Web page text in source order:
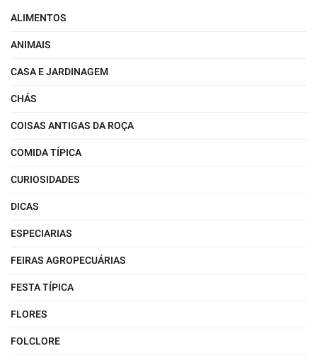
ALIMENTOS
ANIMAIS
CASA E JARDINAGEM
CHÁS
COISAS ANTIGAS DA ROÇA
COMIDA TÍPICA
CURIOSIDADES
DICAS
ESPECIARIAS
FEIRAS AGROPECUÁRIAS
FESTA TÍPICA
FLORES
FOLCLORE